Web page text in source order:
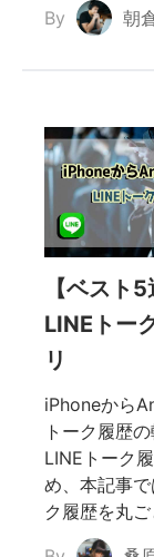
By
朝
【ベスト
LINEトー
リ
iPhoneから
トーク履歴
LINEトーク
め、本記事
ク履歴を丸